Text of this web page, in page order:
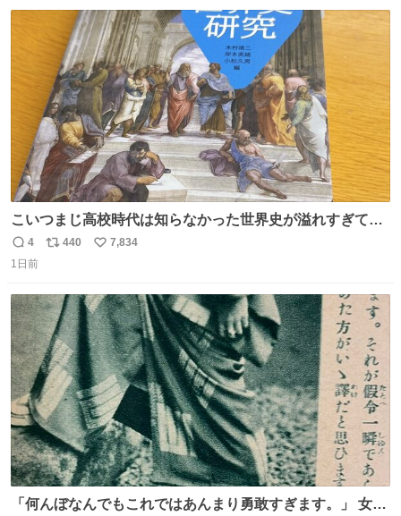
数
数
こいつまじ高校時代は知らなかった世界史が溢れすぎてて
𝑩𝑰𝑮 𝑳𝑶𝑽𝑬＿＿
返
信
4
リ
ト
数
440
い
数
7,834
1日前
「何んぼなんでもこれではあんまり勇敢すぎます。」 女性